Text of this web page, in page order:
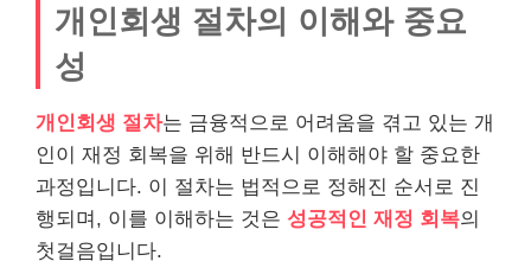
개인회생 절차의 이해와 중요
성
개인회생 절차는 금융적으로 어려움을 겪고 있는 개
인이 재정 회복을 위해 반드시 이해해야 할 중요한
과정입니다. 이 절차는 법적으로 정해진 순서로 진
행되며, 이를 이해하는 것은 성공적인 재정 회복의
첫걸음입니다.